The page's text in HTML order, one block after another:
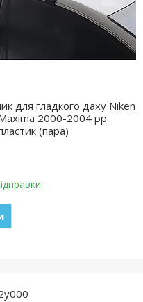
для гладкого даху Niken
2000-2004 рр.
(пара)